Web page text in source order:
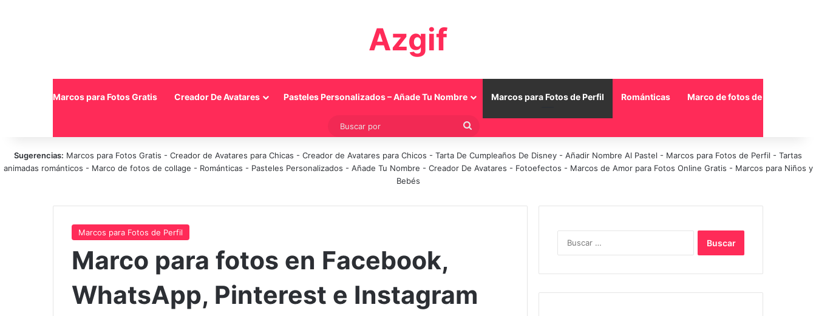
Azgif
Marcos para Fotos Gratis Creador De Avatares Pasteles Personalizados – Añade Tu Nombre Marcos para Fotos de Perfil Románticas Marco de fotos de collage
Buscar
Sugerencias: Marcos para Fotos Gratis - Creador de Avatares para Chicas - Creador de Avatares para Chicos - Tarta De Cumpleaños De Disney - Añadir Nombre Al Pastel - Marcos para Fotos de Perfil - Tartas
animadas románticos - Marco de fotos de collage - Románticas - Pasteles Personalizados - Añade Tu Nombre - Creador De Avatares - Fotoefectos - Marcos de Amor para Fotos Online Gratis - Marcos para Niños y
Bebés
Marcos para Fotos de Perfil
Marco para fotos en Facebook,
WhatsApp, Pinterest e Instagram